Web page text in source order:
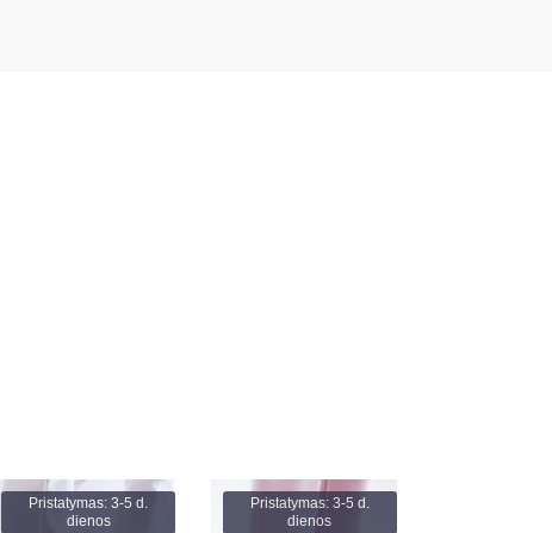
Pristatymas: 3-5 d.
dienos
Pristatymas: 3-5 d.
dienos